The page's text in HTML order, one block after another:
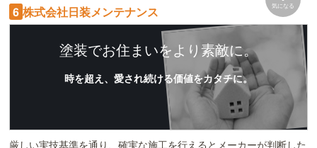
6 株式会社日装メンテナンス 気になる
塗装でお住まいをより素敵に。
時を超え、愛され続ける価値をカタチに。
厳しい実技基準を通り、確実な施工を行えるとメーカーが判断した